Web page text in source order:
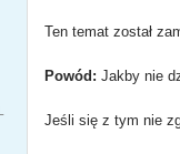
Ten temat został
Powód: Jakby nie
Jeśli się z tym nie